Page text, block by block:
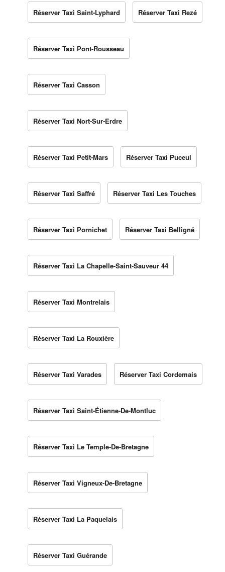
Réserver Taxi Saint-Lyphard Réserver Taxi Rezé
Réserver Taxi Pont-Rousseau
Réserver Taxi Casson
Réserver Taxi Nort-Sur-Erdre
Réserver Taxi Petit-Mars Réserver Taxi Puceul
Réserver Taxi Saffré Réserver Taxi Les Touches
Réserver Taxi Pornichet Réserver Taxi Belligné
Réserver Taxi La Chapelle-Saint-Sauveur 44
Réserver Taxi Montrelais
Réserver Taxi La Rouxière
Réserver Taxi Varades Réserver Taxi Cordemais
Réserver Taxi Saint-Étienne-De-Montluc
Réserver Taxi Le Temple-De-Bretagne
Réserver Taxi Vigneux-De-Bretagne
Réserver Taxi La Paquelais
Réserver Taxi Guérande